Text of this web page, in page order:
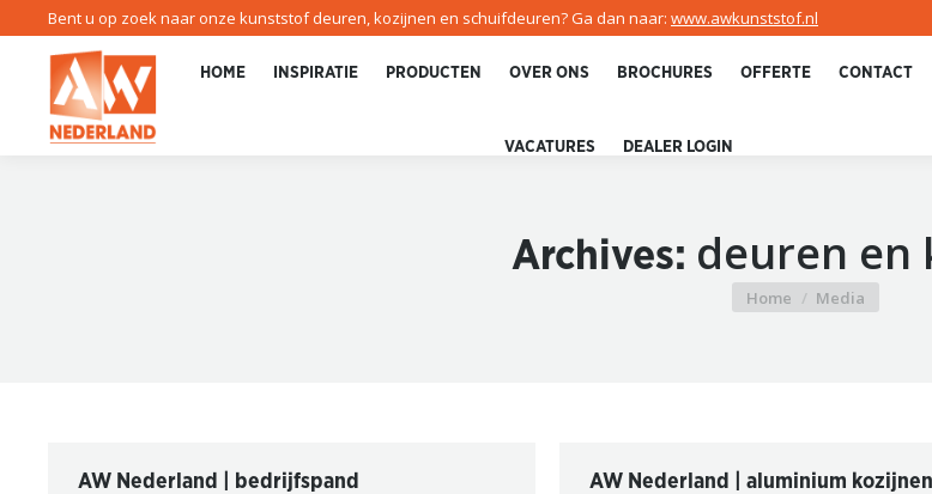
Bent u op zoek naar onze kunststof deuren, kozijnen en schuifdeuren? Ga dan naar: www.awkunststof.nl
HOME INSPIRATIE PRODUCTEN OVER ONS BROCHURES OFFERTE CONTACT
VACATURES DEALER LOGIN
Archives: deuren en
Je bent hier:
Home Media
AW Nederland | bedrijfspand
AW Nederland | aluminium kozijnen